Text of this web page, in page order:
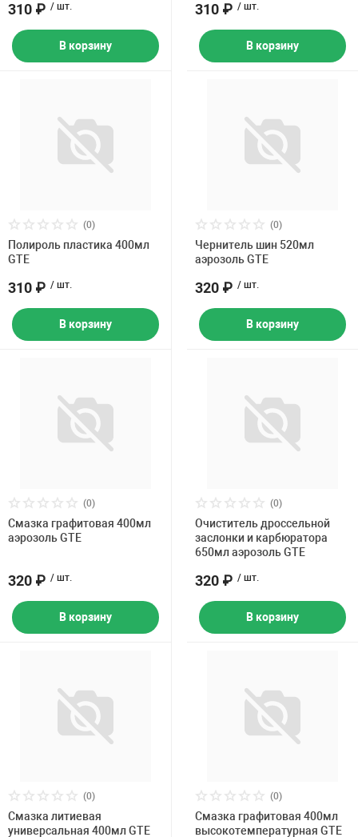
310 ₽ / шт.
В корзину
310 ₽ / шт.
В корзину
(0)
Полироль пластика 400мл
GTE
310 ₽ / шт.
В корзину
(0)
Чернитель шин 520мл
аэрозоль GTE
320 ₽ / шт.
В корзину
(0)
Смазка графитовая 400мл
аэрозоль GTE
320 ₽ / шт.
В корзину
(0)
Очиститель дроссельной
заслонки и карбюратора
650мл аэрозоль GTE
320 ₽ / шт.
В корзину
(0)
Смазка литиевая
универсальная 400мл GTE
(0)
Смазка графитовая 400мл
высокотемпературная GTE